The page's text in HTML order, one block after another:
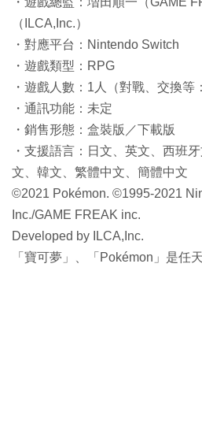
（ILCA,Inc.）
・對應平台：Nintendo Switch
・遊戲類型：RPG
・遊戲人數：1人（對戰、交換等
・通訊功能：未定
・銷售形態：盒裝版／下載版
・支援語言：日文、英文、西班
文、韓文、繁體中文、簡體中文
©2021 Pokémon. ©1995-2021
Inc./GAME FREAK inc.
Developed by ILCA,Inc.
「寶可夢」、「Pokémon」是任